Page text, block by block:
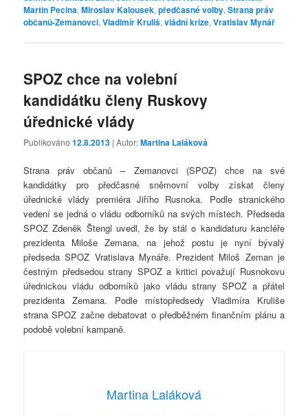
Martin Pecina,Miroslav Kalousek,předčasné volby,Strana práv
občanů-Zemanovci,Vladimír Kruliš,vládní krize,Vratislav Mynář
SPOZ chce na volební
kandidátku členy Ruskovy
úřednické vlády
Publikováno12.8.2013 | Autor:Martina Laláková
Strana práv občanů – Zemanovci (SPOZ) chce na své
kandidátky pro předčasné sněmovní volby získat členy
úřednické vlády premiéra Jiřího Rusnoka. Podle stranického
vedení se jedná o vládu odborníků na svých místech. Předseda
SPOZ Zdeněk Štengl uvedl, že by stál o kandidaturu kancléře
prezidenta Miloše Zemana, na jehož postu je nyní bývalý
předseda SPOZ Vratislava Mynáře. Prezident Miloš Zeman je
čestným předsedou strany SPOZ a kritici považují Rusnokovu
úřednickou vládu odborníků jako vládu strany SPOZ a přátel
prezidenta Zemana. Podle místopředsedy Vladimíra Kruliše
strana SPOZ začne debatovat o předběžném finančním plánu a
podobě volební kampaně.
Martina Laláková